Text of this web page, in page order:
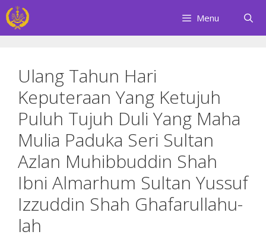
Skip
to
content
Menu
Ulang Tahun Hari
Keputeraan Yang Ketujuh
Puluh Tujuh Duli Yang Maha
Mulia Paduka Seri Sultan
Azlan Muhibbuddin Shah
Ibni Almarhum Sultan Yussuf
Izzuddin Shah Ghafarullahu-
lah